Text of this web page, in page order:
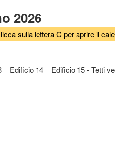
2026
sulla lettera C per aprire il
Edificio 14 Edificio 15 - Tetti